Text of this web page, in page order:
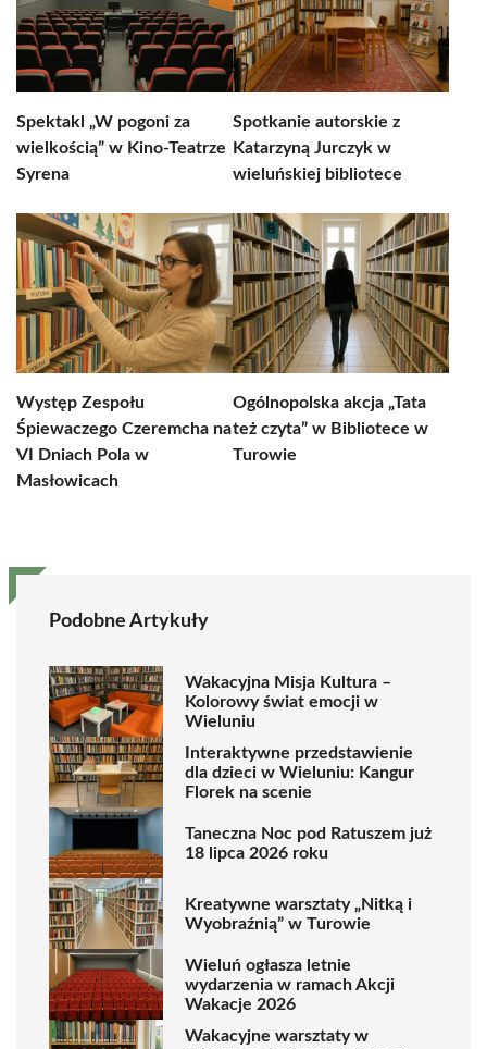
Spektakl „W pogoni za
wielkością” w Kino-Teatrze
Syrena
Spotkanie autorskie z
Katarzyną Jurczyk w
wieluńskiej bibliotece
Występ Zespołu
Śpiewaczego Czeremcha na
VI Dniach Pola w
Masłowicach
Ogólnopolska akcja „Tata
też czyta” w Bibliotece w
Turowie
Podobne Artykuły
Wakacyjna Misja Kultura –
Kolorowy świat emocji w
Wieluniu
Interaktywne przedstawienie
dla dzieci w Wieluniu: Kangur
Florek na scenie
Taneczna Noc pod Ratuszem już
18 lipca 2026 roku
Kreatywne warsztaty „Nitką i
Wyobraźnią” w Turowie
Wieluń ogłasza letnie
wydarzenia w ramach Akcji
Wakacje 2026
Wakacyjne warsztaty w